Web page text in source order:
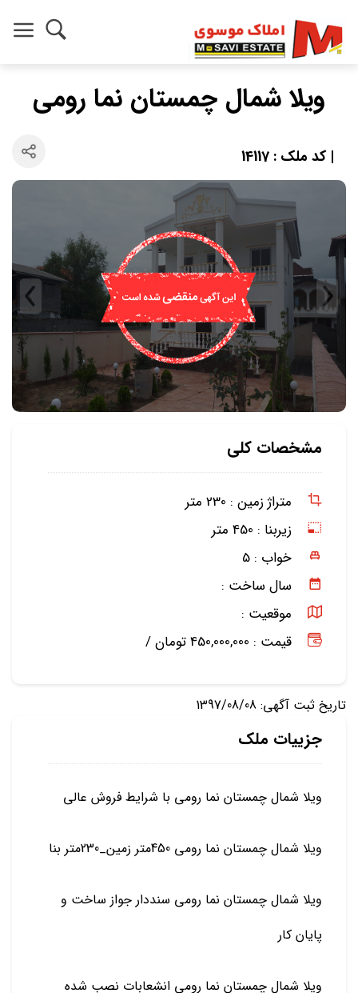
ویلا شمال چمستان نما رومی
| کد ملک : 14117
مشخصات کلی
متراژ زمین : 230 متر
زیربنا : 450 متر
خواب : 5
سال ساخت :
موقعیت :
قیمت : 450,000,000 تومان /
تاریخ ثبت آگهی: 1397/08/08
جزییات ملک
ویلا شمال چمستان نما رومی با شرایط فروش عالی
ویلا شمال چمستان نما رومی 450متر زمین_230متر بنا
ویلا شمال چمستان نما رومی سنددار جواز ساخت و
پایان کار
ویلا شمال چمستان نما رومی انشعابات نصب شده